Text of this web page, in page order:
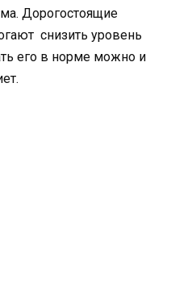
Дорогостоящие
снизить уровень
его в норме можно и